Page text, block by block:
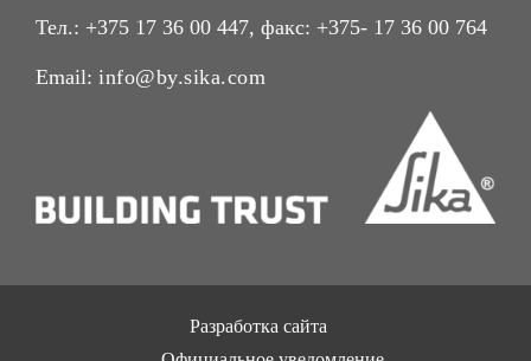
Тел.: +375 17 36 00 447, факс: +375- 17 36 00 764
Email: info@by.sika.com
Разработка сайта